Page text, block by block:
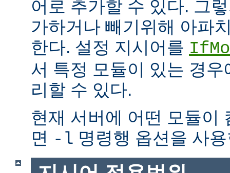
어로 추가할 수 있다. 그
가하거나 빼기위해 아파
한다. 설정 지시어를
서 특정 모듈이 있는 경
리할 수 있다.
현재 서버에 어떤 모듈이
면 -l 명령행 옵션을 사